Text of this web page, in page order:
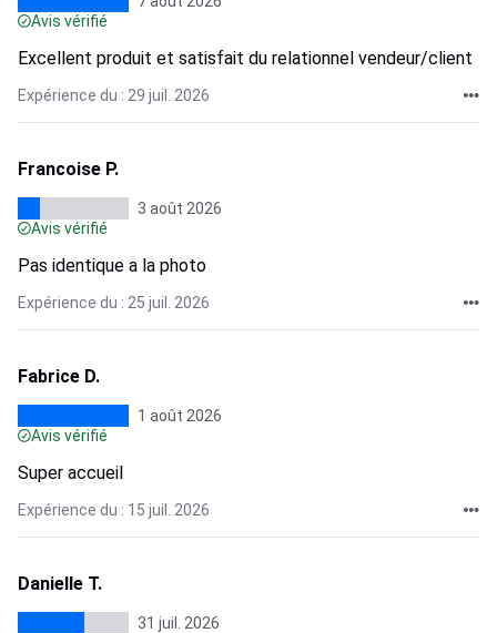
Avis vérifié
Excellent produit et satisfait du relationnel vendeur/client
Expérience du : 29 juil. 2026
Francoise P.
3 août 2026
Avis vérifié
Pas identique a la photo
Expérience du : 25 juil. 2026
Fabrice D.
1 août 2026
Avis vérifié
Super accueil
Expérience du : 15 juil. 2026
Danielle T.
31 juil. 2026